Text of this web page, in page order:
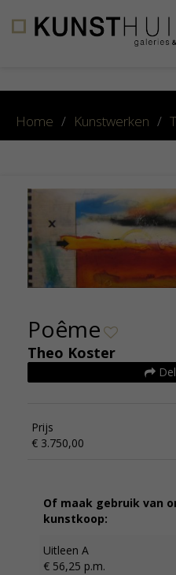
Home / Kunstwerken /
Poême
Theo Koster
Prijs
€ 3.750,00
Of maak gebruik van
kunstkoop:
Uitleen A
€ 56,25 p.m.